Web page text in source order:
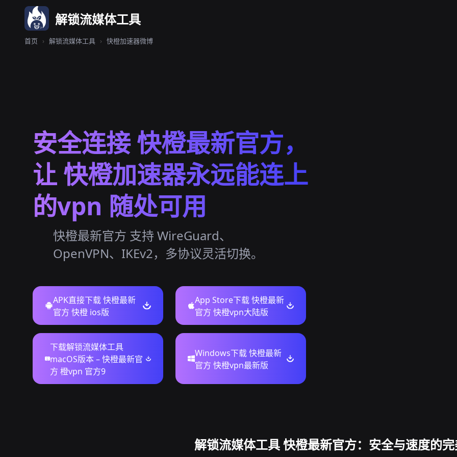
解锁流媒体工具
首页 › 解锁流媒体工具 › 快橙加速器微博
安全连接 快橙最新官方，
让 快橙加速器永远能连上
的vpn 随处可用
快橙最新官方 支持 WireGuard、
OpenVPN、IKEv2，多协议灵活切换。
APK直接下载 快橙最新
官方 快橙 ios版
App Store下载 快橙最新
官方 快橙vpn大陆版
下载解锁流媒体工具
macOS版本 – 快橙最新官
方 橙vpn 官方9
Windows下载 快橙最新
官方 快橙vpn最新版
解锁流媒体工具 快橙最新官方：安全与速度的